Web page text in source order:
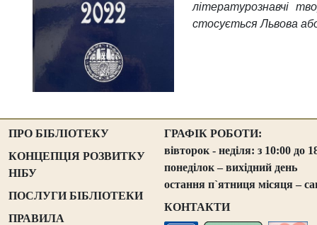
літературознавчі
стосується Львова
ПРО БІБЛІОТЕКУ
КОНЦЕПЦІЯ РОЗВИТКУ
НІБУ
ПОСЛУГИ БІБЛІОТЕКИ
ПРАВИЛА
ГРАФІК РОБОТИ:
вівторок - неділя: з 10:00 до
понеділок – вихідний день
остання п`ятниця місяця –
КОНТАКТИ